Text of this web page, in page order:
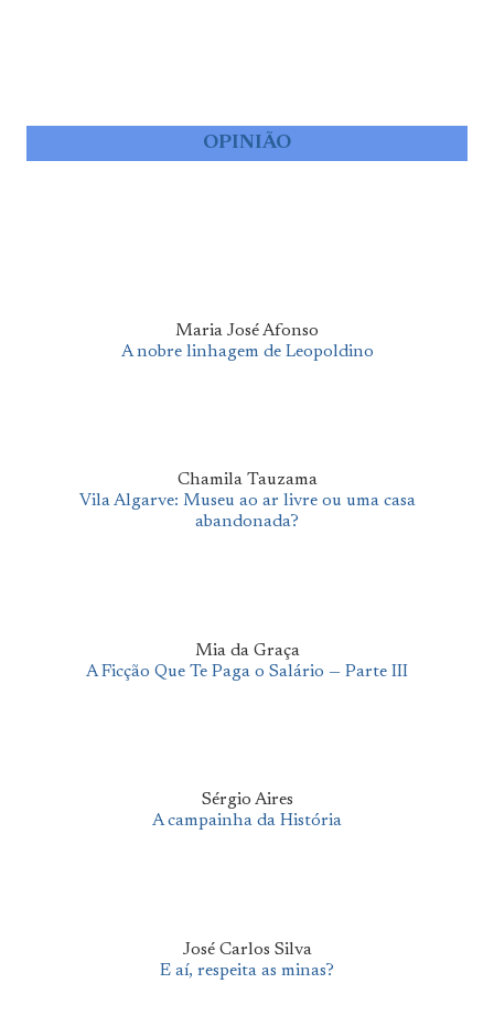
OPINIÃO
Maria José Afonso
A nobre linhagem de Leopoldino
Chamila Tauzama
Vila Algarve: Museu ao ar livre ou uma casa
abandonada?
Mia da Graça
A Ficção Que Te Paga o Salário — Parte III
Sérgio Aires
A campainha da História
José Carlos Silva
E aí, respeita as minas?